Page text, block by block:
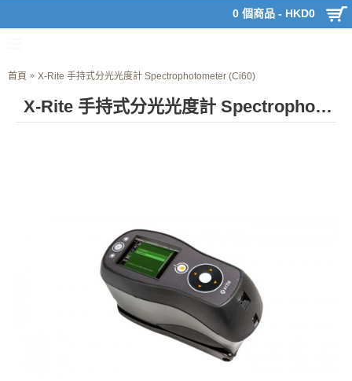
0 個商品 - HKD0
首頁 X-Rite 手持式分光光度計 Spectrophotometer (Ci60)
X-Rite 手持式分光光度計 Spectrophotometer (Ci60)